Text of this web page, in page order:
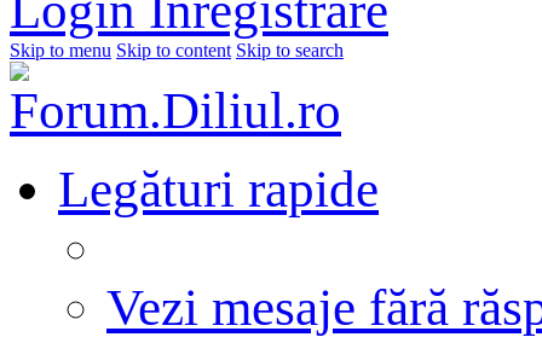
Skip to menu Skip to content Skip to search
Legături rapide
Vezi mesaje fără